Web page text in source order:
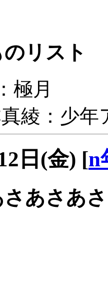
リスト
極月
綾：少年
日(金) [n
あさあ